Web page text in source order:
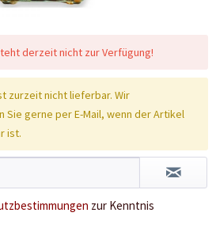
derzeit nicht zur Verfügung!
zurzeit nicht lieferbar. Wir
Sie gerne per E-Mail, wenn der Artikel
ist.
zur Kenntnis